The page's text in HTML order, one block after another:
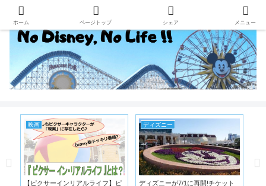
ズニーが7/1に再開!チケット
ディズニー
ディズニーランドのテーマラン
【TDL】ファ
ホーム ページトップ シェア メニュー